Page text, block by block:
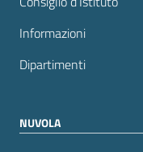
Informazioni
Dipartimenti
NUVOLA